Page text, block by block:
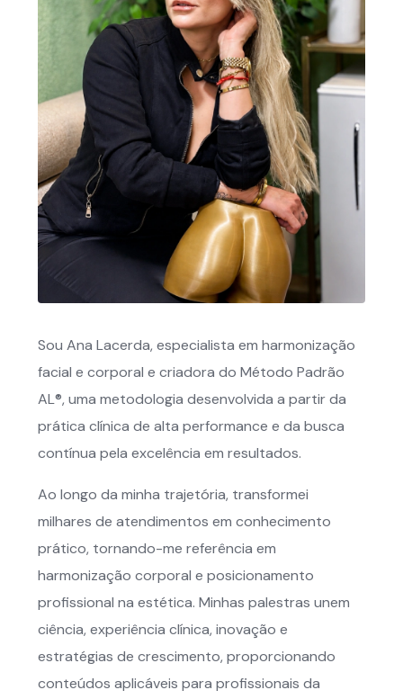
Sou Ana Lacerda, especialista em harmonização
facial e corporal e criadora do Método Padrão
AL®, uma metodologia desenvolvida a partir da
prática clínica de alta performance e da busca
contínua pela excelência em resultados.
Ao longo da minha trajetória, transformei
milhares de atendimentos em conhecimento
prático, tornando-me referência em
harmonização corporal e posicionamento
profissional na estética. Minhas palestras unem
ciência, experiência clínica, inovação e
estratégias de crescimento, proporcionando
conteúdos aplicáveis para profissionais da